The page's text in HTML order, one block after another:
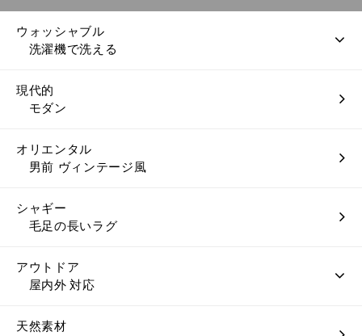
ウォッシャブル
洗濯機で洗える
現代的
モダン
オリエンタル
男前 ヴィンテージ風
シャギー
毛足の長いラグ
アウトドア
屋内外 対応
天然素材